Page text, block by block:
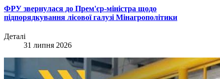
ФРУ звернулася до Прем'єр-міністра щодо
підпорядкування лісової галузі Мінагрополітики
Деталі
31 липня 2026